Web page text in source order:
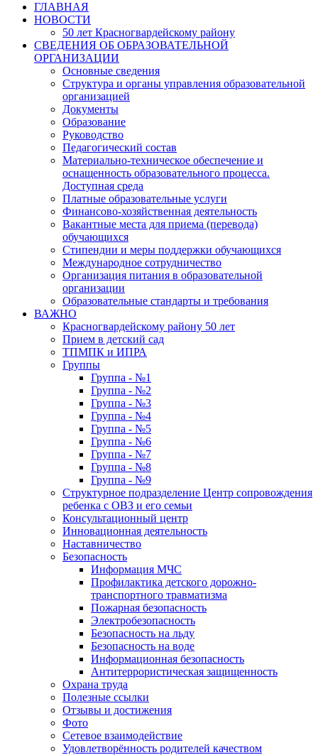
ГЛАВНАЯ
НОВОСТИ
50 лет Красногвардейскому району
СВЕДЕНИЯ ОБ ОБРАЗОВАТЕЛЬНОЙ
ОРГАНИЗАЦИИ
Основные сведения
Структура и органы управления образовательной
организацией
Документы
Образование
Руководство
Педагогический состав
Материально-техническое обеспечение и
оснащенность образовательного процесса.
Доступная среда
Платные образовательные услуги
Финансово-хозяйственная деятельность
Вакантные места для приема (перевода)
обучающихся
Стипендии и меры поддержки обучающихся
Международное сотрудничество
Организация питания в образовательной
организации
Образовательные стандарты и требования
ВАЖНО
Красногвардейскому району 50 лет
Прием в детский сад
ТПМПК и ИПРА
Группы
Группа - №1
Группа - №2
Группа - №3
Группа - №4
Группа - №5
Группа - №6
Группа - №7
Группа - №8
Группа - №9
Структурное подразделение Центр сопровождения
ребенка с ОВЗ и его семьи
Консультационный центр
Инновационная деятельность
Наставничество
Безопасность
Информация МЧС
Профилактика детского дорожно-
транспортного травматизма
Пожарная безопасность
Электробезопасность
Безопасность на льду
Безопасность на воде
Информационная безопасность
Антитеррористическая защищенность
Охрана труда
Полезные ссылки
Отзывы и достижения
Фото
Сетевое взаимодействие
Удовлетворённость родителей качеством